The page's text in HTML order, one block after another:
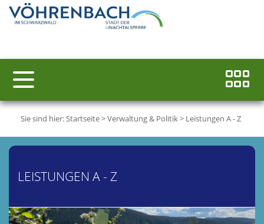
Sie sind hier:Startseite>Verwaltung & Politik> Leistungen A - Z
LEISTUNGEN A - Z